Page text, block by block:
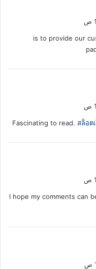
is to provide our
Fascinating to read. สล็อต
I hope my comments can